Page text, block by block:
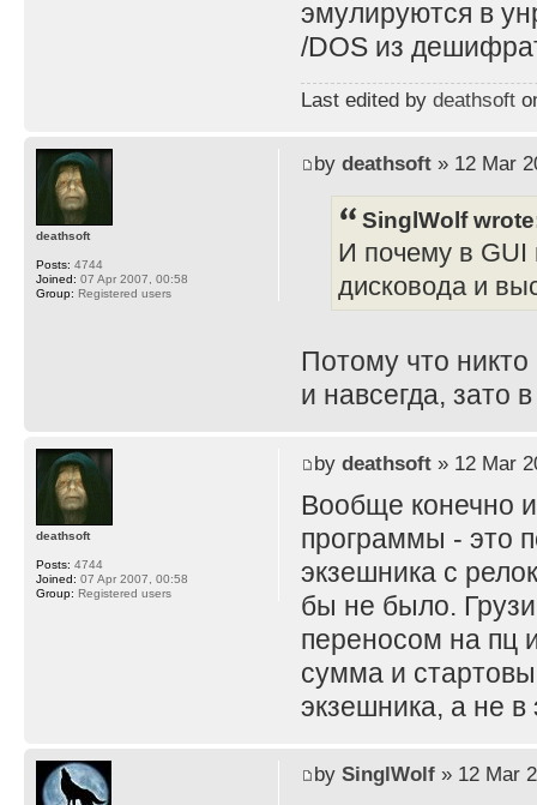
эмулируются в
/DOS из
Last edited by deathsoft
by deathsoft» 12 Mar
SinglWolf
И почему в GUI
дисковода и
Потому что
и навсегда, зато
deathsoft
Posts: 4744
Joined: 07 Apr 2007, 00:58
Group: Registered users
by deathsoft» 12 Mar
Вообще конечно
программы - это
экзешника с
бы не было.
переносом на пц
сумма и
экзешника, а не в
deathsoft
Posts: 4744
Joined: 07 Apr 2007, 00:58
Group: Registered users
by SinglWolf» 12 Mar